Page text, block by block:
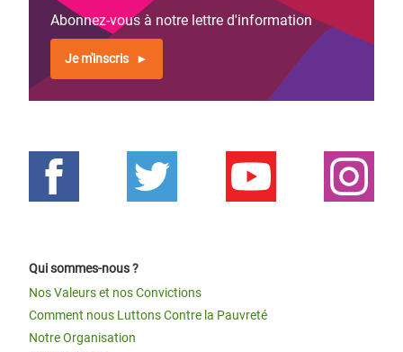
Abonnez-vous à notre lettre d'information
Je m'inscris
Qui sommes-nous ?
Nos Valeurs et nos Convictions
Comment nous Luttons Contre la Pauvreté
Notre Organisation